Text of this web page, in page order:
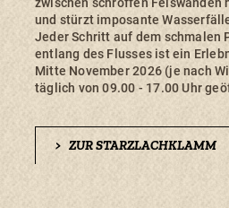
und stürzt imposante
Jeder Schritt auf dem schmalen
entlang des Flusses ist ein
Mitte November 2026 (je nach
täglich von 09.00 - 17.00 Uhr
> ZUR STARZLACHKLAMM